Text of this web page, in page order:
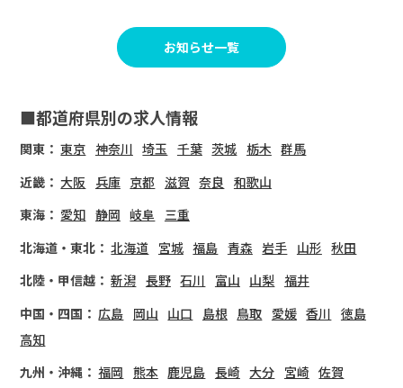
お知らせ一覧
■都道府県別の求人情報
関東： 東京 神奈川 埼玉 千葉 茨城 栃木 群馬
近畿： 大阪 兵庫 京都 滋賀 奈良 和歌山
東海： 愛知 静岡 岐阜
三重
北海道・東北： 北海道 宮城 福島 青森 岩手 山形 秋田
北陸・甲信越： 新潟 長野 石川 富山 山梨 福井
中国・四国： 広島 岡山 山口 島根 鳥取 愛媛 香川 徳島
高知
九州・沖縄： 福岡 熊本 鹿児島 長崎 大分 宮崎 佐賀